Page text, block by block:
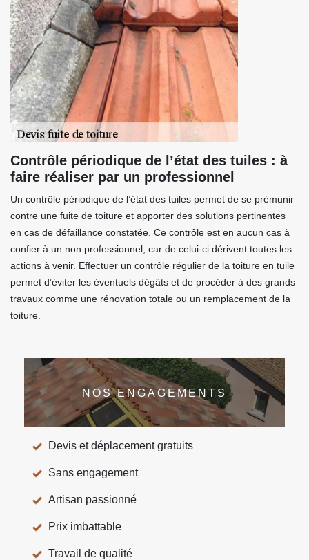
Contrôle périodique de l’état des tuiles : à
faire réaliser par un professionnel
Un contrôle périodique de l’état des tuiles permet de se prémunir
contre une fuite de toiture et apporter des solutions pertinentes
en cas de défaillance constatée. Ce contrôle est en aucun cas à
confier à un non professionnel, car de celui-ci dérivent toutes les
actions à venir. Effectuer un contrôle régulier de la toiture en tuile
permet d’éviter les éventuels dégâts et de procéder à des grands
travaux comme une rénovation totale ou un remplacement de la
toiture.
NOS ENGAGEMENTS
Devis et déplacement gratuits
Sans engagement
Artisan passionné
Prix imbattable
Travail de qualité